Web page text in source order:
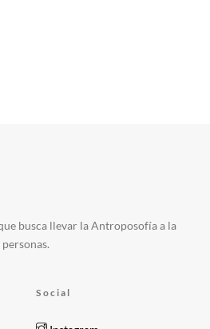
busca llevar la Antroposofía a la
Social